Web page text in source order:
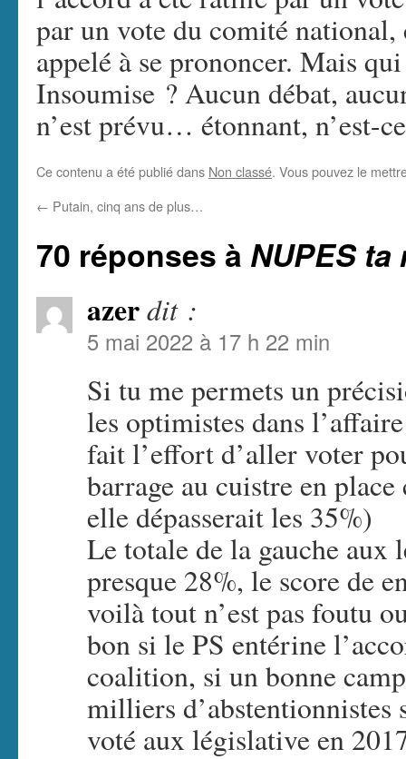
par un vote du comité
appelé à se prononcer. Mais
Insoumise ? Aucun débat,
n’est prévu… étonnant, n’est-
Ce contenu a été publié dans Non classé. Vous pouvez le
← Putain, cinq ans de plus…
70 réponses à NUPES
azerdit :
5 mai 2022 à 17 h 22 min
Si tu me permets un
les optimistes dans
fait l’effort d’aller voter
barrage au cuistre en
elle dépasserait les 35%)
Le totale de la gauche aux
presque 28%, le score de
voilà tout n’est pas foutu
bon si le PS entérine
coalition, si un bonne
milliers
voté aux législative en